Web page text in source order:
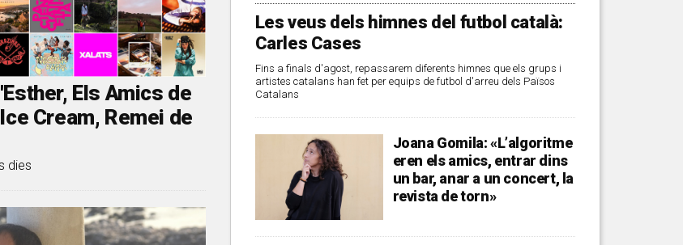
Els Amics de
Cream, Remei de
dies
Les veus dels himnes del futbol català:
Carles Cases
Fins a finals d'agost, repassarem diferents himnes que els grups i
artistes catalans han fet per equips de futbol d'arreu dels Països
Catalans
Joana Gomila: «L’algoritme
eren els amics, entrar dins
un bar, anar a un concert, la
revista de torn»